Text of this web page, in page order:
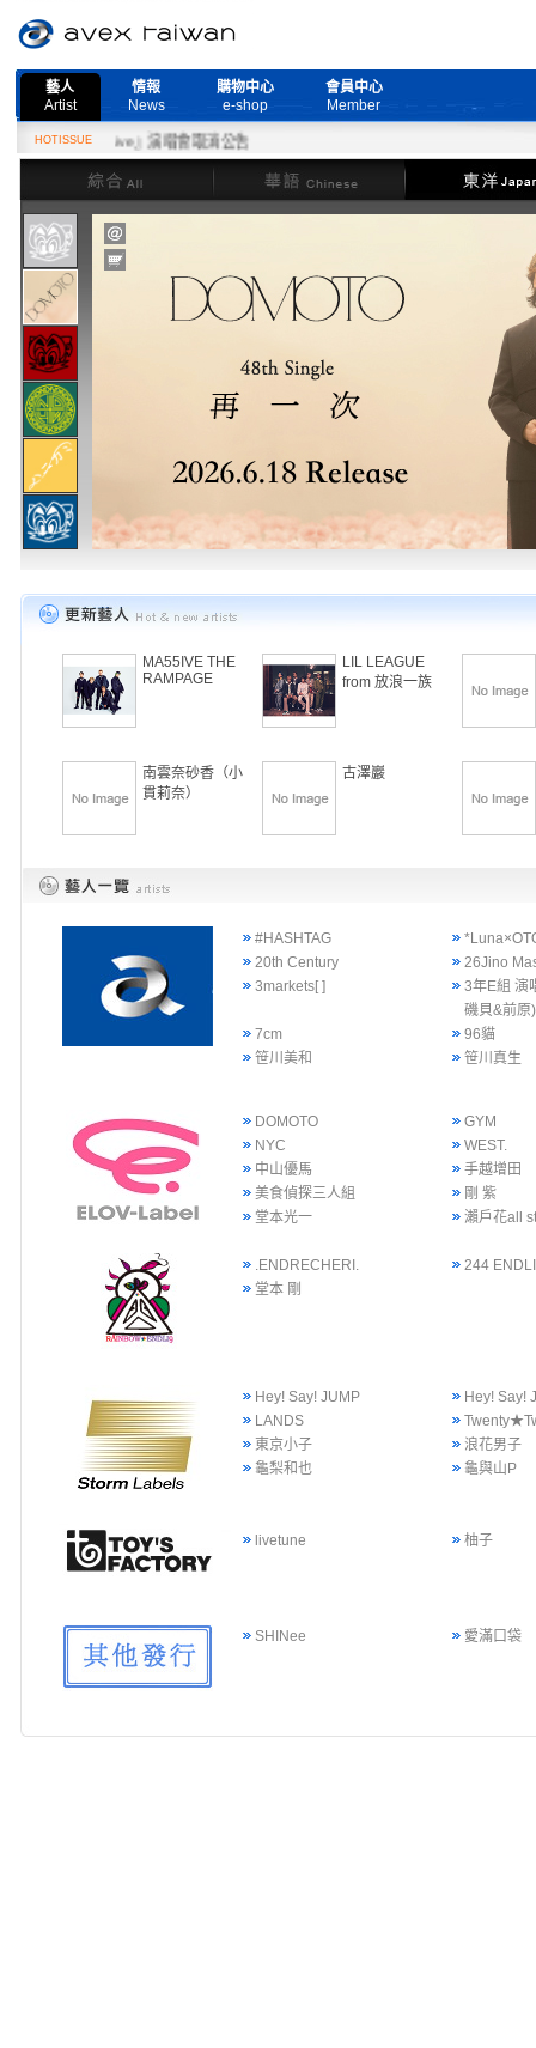
藝人
Artist
情報
News
購物中心
e-shop
會員中心
Member
HOTISSUE
Live』演唱會取消公告
綜合
華語 東洋
MA55IVE THE
RAMPAGE
LIL LEAGUE
from 放浪一族
南雲奈砂香（小
貫莉奈）
古澤巖
#HASHTAG
20th Century
26Jino
3markets[ ]
3年E組 演
磯貝&前原)
7cm
96貓
笹川美和
笹川真生
DOMOTO
GYM
NYC
WEST.
中山優馬
手越增田
美食偵探三人組
剛 紫
堂本光一
瀨戶花all
.ENDRECHERI.
244
堂本 剛
Hey! Say! JUMP
Hey! Say!
LANDS
東京小子
浪花男子
龜梨和也
龜與山P
livetune 柚子
SHINee 愛滿口袋